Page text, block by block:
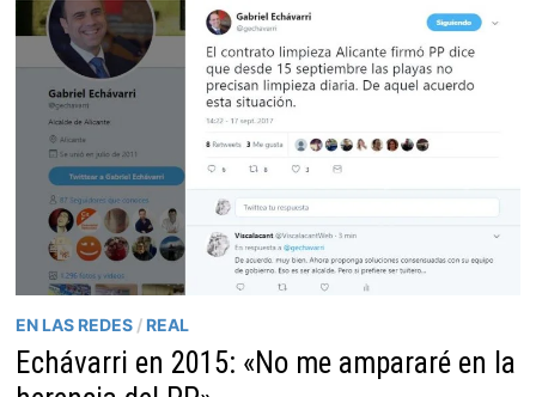
EN LAS REDES / REAL
Echávarri en 2015: «No me ampararé en la